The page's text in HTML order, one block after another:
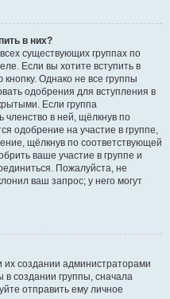
в них?
существующих группах по
Если вы хотите вступить в
Однако не все группы
одобрения для вступления в
Если группа
в ней, щёлкнув по
одобрение на участие в группе,
щёлкнув по соответствующей
ваше участие в группе и
Пожалуйста, не
ваш запрос; у него могут
создании администраторами
создании группы, сначала
отправить ему личное